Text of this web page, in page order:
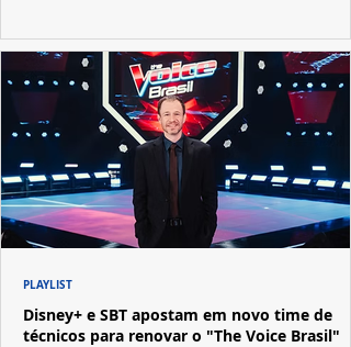
Disney+ e SBT apostam em novo time de
técnicos para renovar o "The Voice Brasil"
PLAYLIST